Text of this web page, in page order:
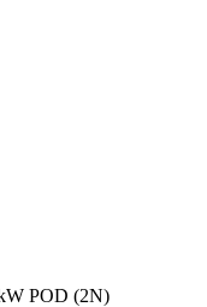
POD (2N)